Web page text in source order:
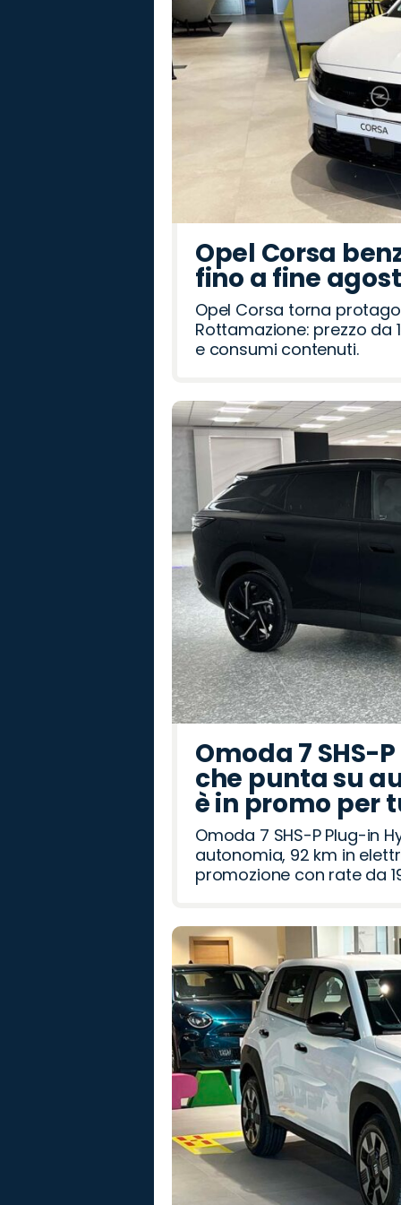
Opel Corsa
fino a fine
Opel Corsa torna
Rottamazione: prezzo da
e consumi contenuti.
Omoda 7 SHS-
che punta su
è in promo per
Omoda 7 SHS-P Plug-in
autonomia, 92 km in
promozione con rate da